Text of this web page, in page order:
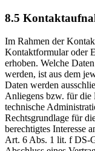
8.5
Im Rahmen der
Kontaktformular oder
erhoben. Welche
werden, ist aus dem
Daten werden
Anliegens bzw. für die
technische
Rechtsgrundlage für
berechtigtes Interesse
Art. 6 Abs. 1 lit. f DS-